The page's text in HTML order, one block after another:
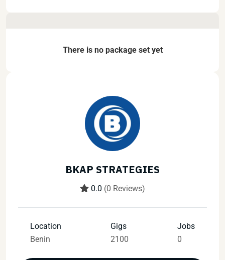
There is no package set yet
BKAP STRATEGIES
0.0 (0 Reviews)
Location
Benin
Gigs
2100
Jobs
0